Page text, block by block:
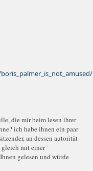
die mir beim lesen ihrer
ich habe ihnen ein paar
an dessen autorität
gleich mit einer
gelesen und würde